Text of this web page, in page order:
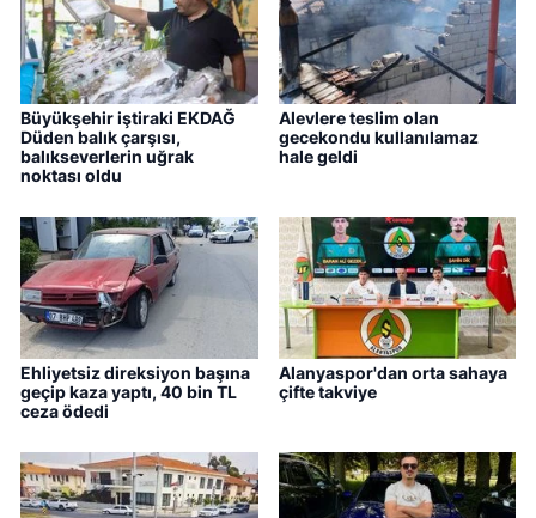
Büyükşehir iştiraki EKDAĞ
Düden balık çarşısı,
balıkseverlerin uğrak
noktası oldu
Alevlere teslim olan
gecekondu kullanılamaz
hale geldi
Ehliyetsiz direksiyon başına
geçip kaza yaptı, 40 bin TL
ceza ödedi
Alanyaspor'dan orta sahaya
çifte takviye